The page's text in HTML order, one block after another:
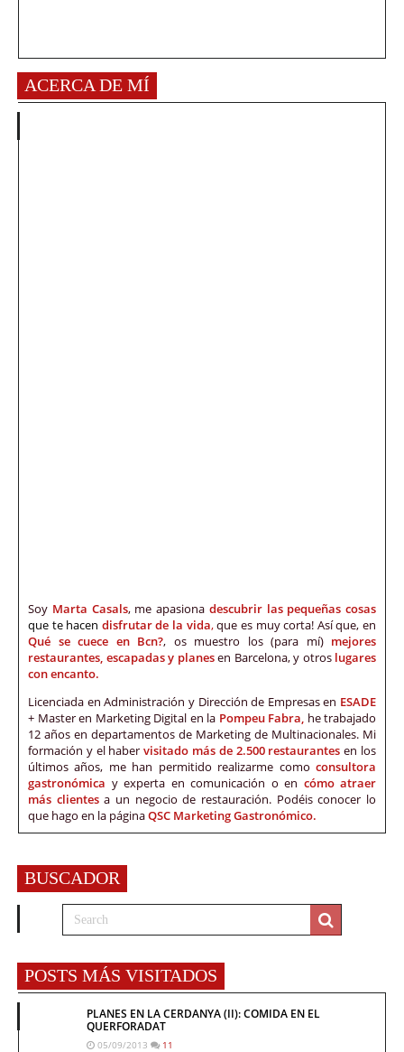
ACERCA DE MÍ
Soy Marta Casals, me apasiona descubrir las pequeñas cosas
que te hacen disfrutar de la vida,que es muy corta! Así que, en
Qué se cuece en Bcn?, os muestro los (para mí) mejores
restaurantes, escapadas y planesen Barcelona, y otros lugares
con encanto.
Licenciada en Administración y Dirección de Empresas en ESADE
+ Master en Marketing Digital en la Pompeu Fabra, he trabajado
12 años en departamentos de Marketing de Multinacionales. Mi
formación y el habervisitado más de 2.500 restaurantes en los
últimos años, me han permitido realizarme como consultora
gastronómica y experta en comunicación o en cómo atraer
más clientes a un negocio de restauración. Podéis conocer lo
que hago en la páginaQSC Marketing Gastronómico.
BUSCADOR
POSTS MÁS VISITADOS
PLANES EN LA CERDANYA (II): COMIDA EN EL
QUERFORADAT
05/09/2013 11